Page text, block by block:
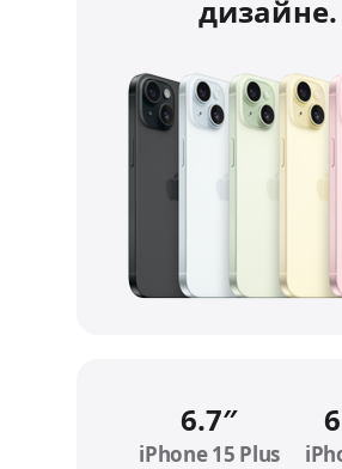
дизайне.
6.7″
iPhone 15 PlusRefer